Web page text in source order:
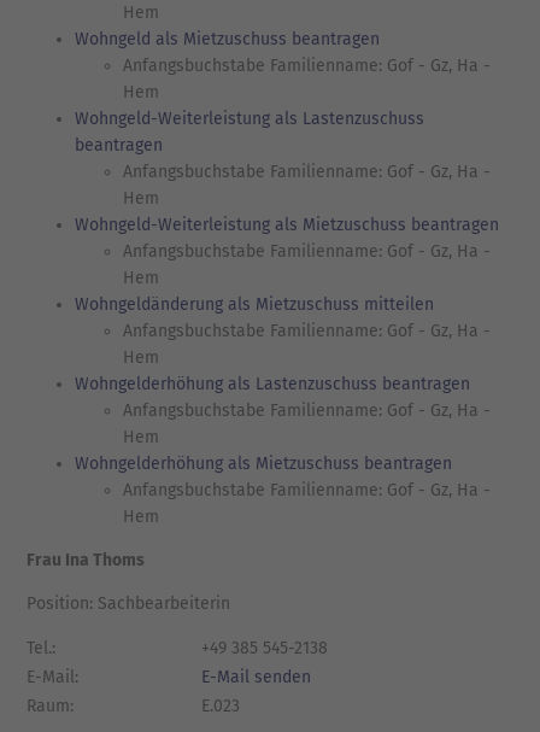
Hem
Wohngeld als Mietzuschuss beantragen
Anfangsbuchstabe Familienname: Gof - Gz, Ha -
Hem
Wohngeld-Weiterleistung als Lastenzuschuss
beantragen
Anfangsbuchstabe Familienname: Gof - Gz, Ha -
Hem
Wohngeld-Weiterleistung als Mietzuschuss beantragen
Anfangsbuchstabe Familienname: Gof - Gz, Ha -
Hem
Wohngeldänderung als Mietzuschuss mitteilen
Anfangsbuchstabe Familienname: Gof - Gz, Ha -
Hem
Wohngelderhöhung als Lastenzuschuss beantragen
Anfangsbuchstabe Familienname: Gof - Gz, Ha -
Hem
Wohngelderhöhung als Mietzuschuss beantragen
Anfangsbuchstabe Familienname: Gof - Gz, Ha -
Hem
Frau Ina Thoms
Position: Sachbearbeiterin
Tel.:
+49 385 545-2138
E-Mail:
E-Mail senden
Raum:
E.023